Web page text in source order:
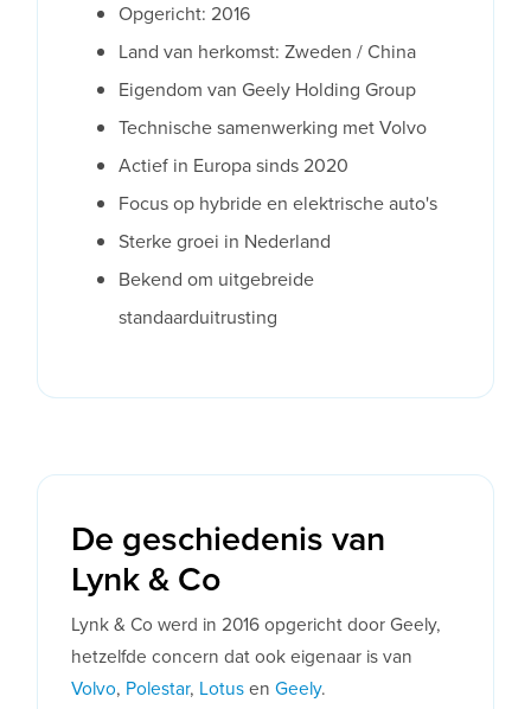
Opgericht: 2016
Land van herkomst: Zweden / China
Eigendom van Geely Holding Group
Technische samenwerking met Volvo
Actief in Europa sinds 2020
Focus op hybride en elektrische auto's
Sterke groei in Nederland
Bekend om uitgebreide
standaarduitrusting
De geschiedenis van
Lynk & Co
Lynk & Co werd in 2016 opgericht door Geely,
hetzelfde concern dat ook eigenaar is van
Volvo, Polestar, Lotusen Geely.